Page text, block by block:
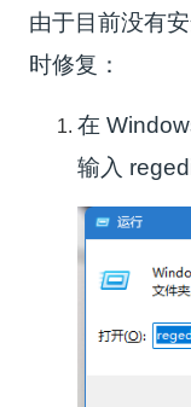
由于⽬前没有
时修复：
在
输⼊